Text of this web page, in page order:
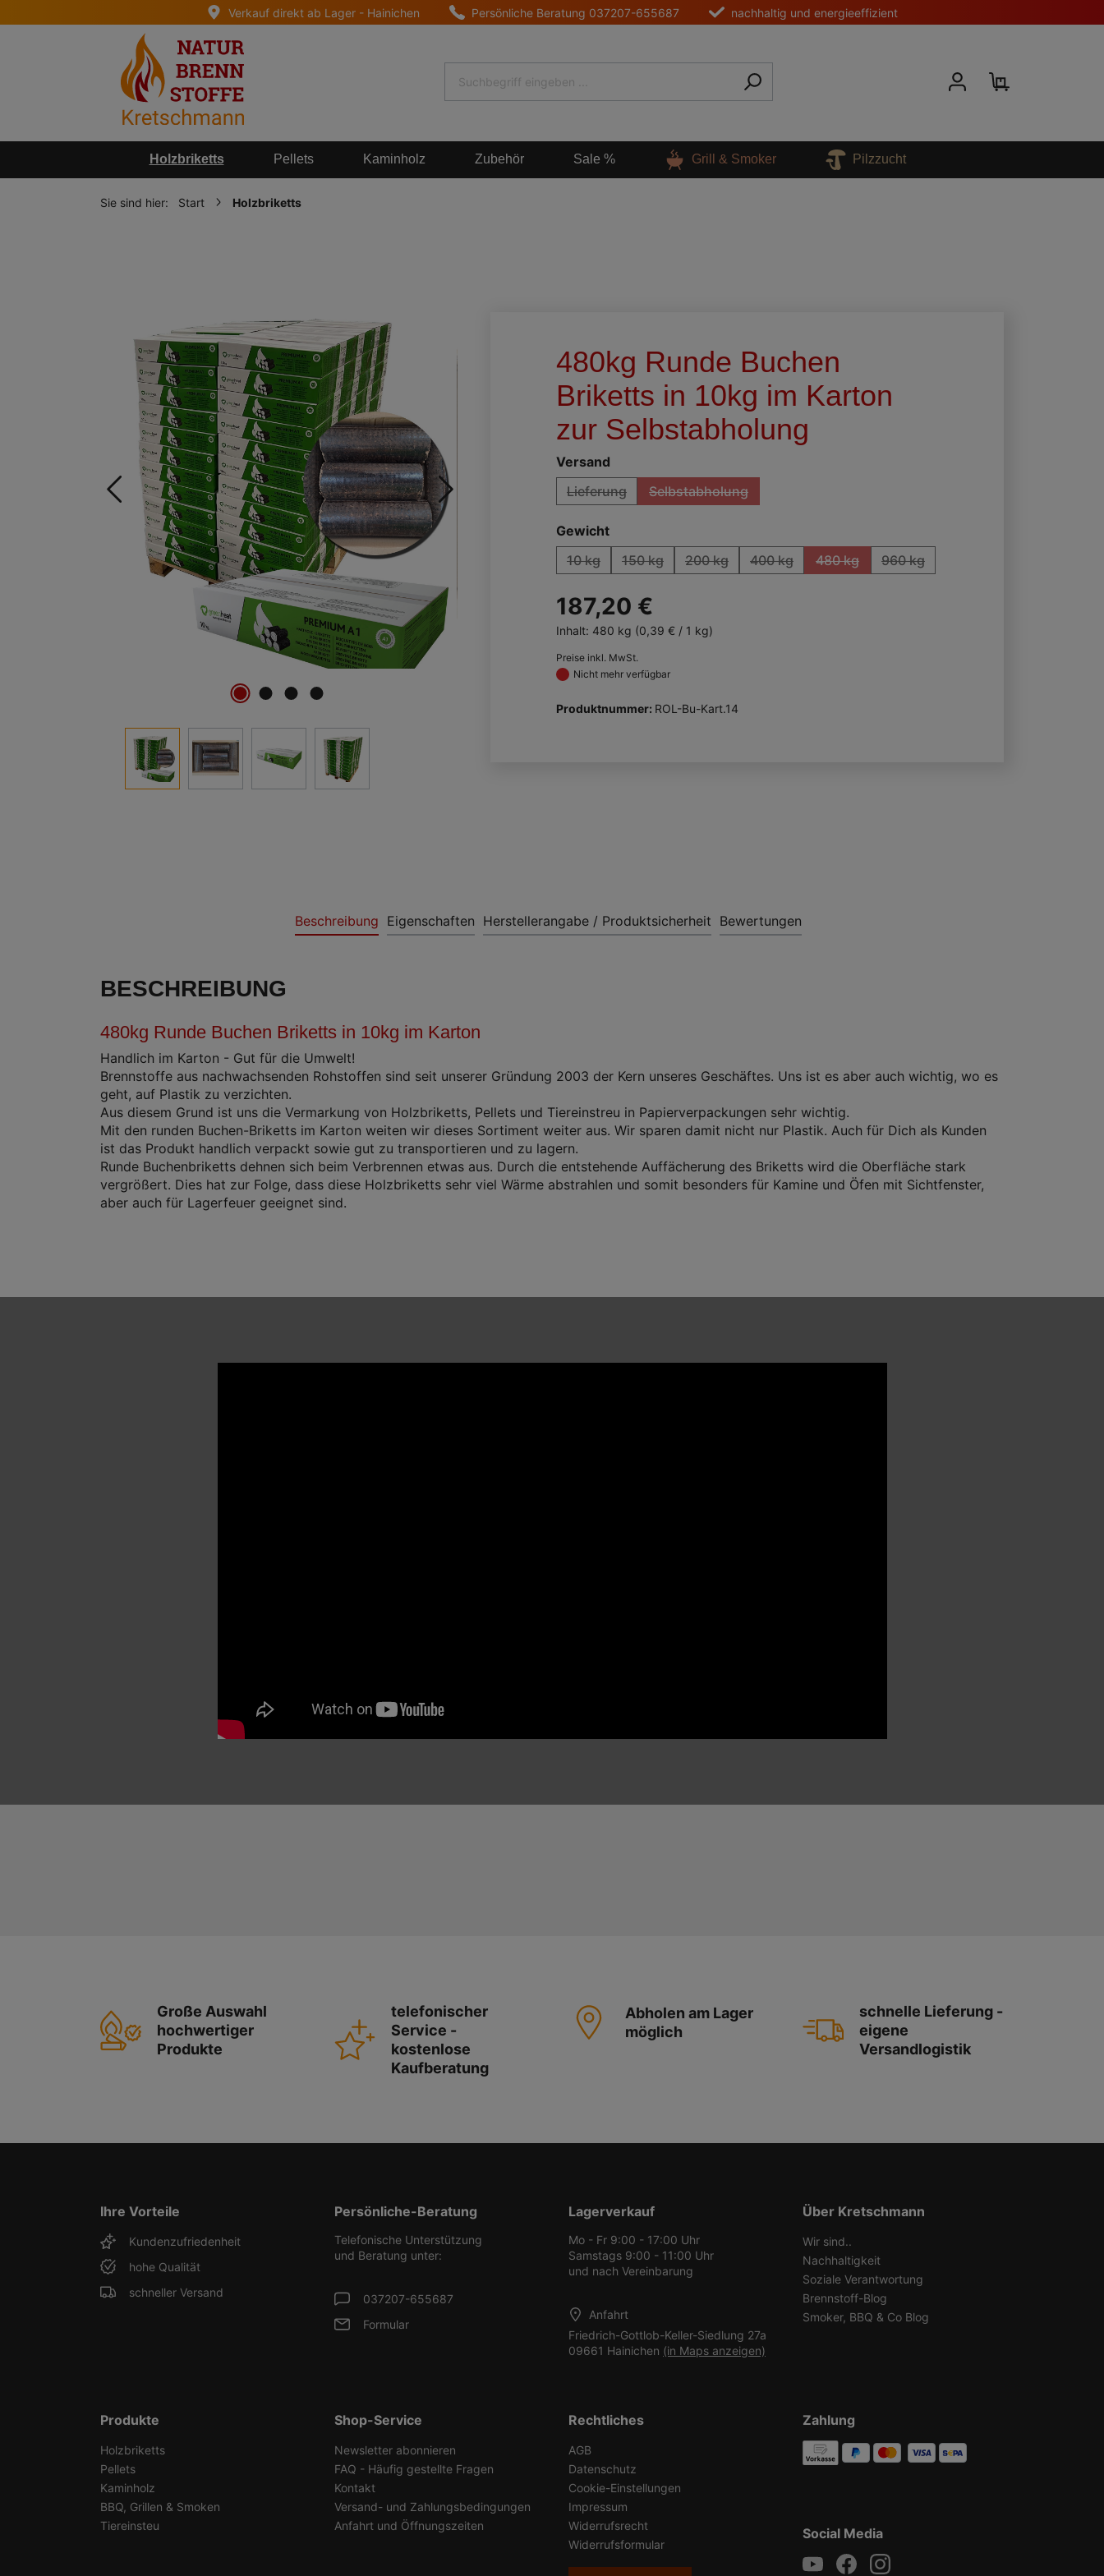
Zur Hauptnavigation springenVerkauf direkt ab Lager - Hainichen Persönliche Beratung 037207-655687 nachhaltig und energieeffizient
Holzbriketts Pellets Kaminholz Zubehör Sale % Grill & Smoker Pilzzucht
Sie sind hier: Start Holzbriketts
480kg Runde Buchen
Briketts in 10kg im Karton
zur Selbstabholung
Versand
Lieferung
(Diese Option ist zurzeit nicht verfügbar.)
Selbstabholung
(Diese Option ist zurzeit nicht verfügbar.)
Gewichtauswählen
10 kg
(Diese Option ist zurzeit nicht verfügbar.)
150 kg
(Diese Option ist zurzeit nicht verfügbar.)
200 kg
(Diese Option ist zurzeit nicht verfügbar.)
400 kg
(Diese Option ist zurzeit nicht verfügbar.)
480 kg
(Diese Option ist zurzeit nicht verfügbar.)
960 kg
(Diese Option ist zurzeit nicht
187,20 €
Inhalt: 480 kg (0,39 € / 1 kg)
Preise inkl. MwSt.
Nicht mehr verfügbar
Produktnummer: ROL-Bu-Kart.14
Beschreibung Eigenschaften Herstellerangabe / Produktsicherheit Bewertungen
BESCHREIBUNG
480kg Runde Buchen Briketts in 10kg im Karton
Handlich im Karton - Gut für die Umwelt!
Brennstoffe aus nachwachsenden Rohstoffen sind seit unserer Gründung 2003 der Kern unseres Geschäftes. Uns ist es aber auch wichtig, wo es
geht, auf Plastik zu verzichten.
Aus diesem Grund ist uns die Vermarkung von Holzbriketts, Pellets und Tiereinstreu in Papierverpackungen sehr wichtig.
Mit den runden Buchen-Briketts im Karton weiten wir dieses Sortiment weiter aus. Wir sparen damit nicht nur Plastik. Auch für Dich als Kunden
ist das Produkt handlich verpackt sowie gut zu transportieren und zu lagern.
Runde Buchenbriketts dehnen sich beim Verbrennen etwas aus. Durch die entstehende Auffächerung des Briketts wird die Oberfläche stark
vergrößert. Dies hat zur Folge, dass diese Holzbriketts sehr viel Wärme abstrahlen und somit besonders für Kamine und Öfen mit Sichtfenster,
aber auch für Lagerfeuer geeignet sind.
Große Auswahl
hochwertiger
Produkte
telefonischer
Service -
kostenlose
Kaufberatung
Abholen am Lager
möglich
schnelle Lieferung -
eigene
Versandlogistik
Ihre Vorteile
Kundenzufriedenheit
hohe Qualität
schneller Versand
Persönliche-Beratung
Telefonische Unterstützung
und Beratung unter:
037207-655687
Formular
Lagerverkauf
Mo - Fr 9:00 - 17:00 Uhr
Samstags 9:00 - 11:00 Uhr
und nach Vereinbarung
Anfahrt
Friedrich-Gottlob-Keller-Siedlung 27a
09661 Hainichen (in Maps anzeigen)
Über Kretschmann
Wir sind..
Nachhaltigkeit
Soziale Verantwortung
Brennstoff-Blog
Smoker, BBQ & Co Blog
Produkte
Holzbriketts
Pellets
Kaminholz
BBQ, Grillen & Smoken
Tiereinsteu
Shop-Service
Newsletter abonnieren
FAQ - Häufig gestellte Fragen
Kontakt
Versand- und Zahlungsbedingungen
Anfahrt und Öffnungszeiten
Rechtliches
AGB
Datenschutz
Cookie-Einstellungen
Impressum
Widerrufsrecht
Widerrufsformular
Zahlung
Social Media